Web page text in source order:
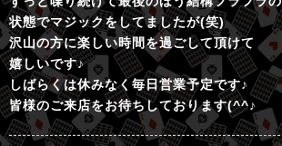
状態でマジックをしてましたが(笑)
沢山の方に楽しい時間を過ごして頂けて
嬉しいです♪
しばらくは休みなく毎日営業予定です♪
皆様のご来店をお待ちしております(^^♪